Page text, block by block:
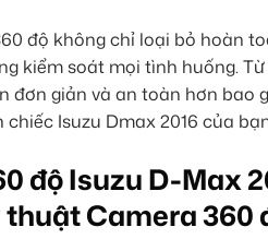
độ không chỉ loại bỏ hoàn
kiểm soát mọi tình huống.
đơn giản và an toàn hơn bao
chiếc Isuzu Dmax 2016 của
Camera 360